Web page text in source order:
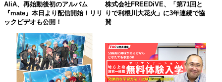
AliA、再始動後初のアルバム
『mate』本日より配信開始！リリ
ックビデオも公開！
株式会社FREEDiVE、「第71回と
りで利根川大花火」に3年連続で協
賛